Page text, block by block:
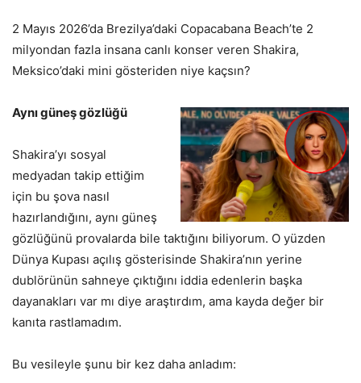
2 Mayıs 2026’da Brezilya’daki Copacabana Beach’te 2
milyondan fazla insana canlı konser veren Shakira,
Meksico’daki mini gösteriden niye kaçsın?
Aynı güneş gözlüğü
Shakira’yı sosyal
medyadan takip ettiğim
için bu şova nasıl
hazırlandığını, aynı güneş
gözlüğünü provalarda bile taktığını biliyorum. O yüzden
Dünya Kupası açılış gösterisinde Shakira’nın yerine
dublörünün sahneye çıktığını iddia edenlerin başka
dayanakları var mı diye araştırdım, ama kayda değer bir
kanıta rastlamadım.
Bu vesileyle şunu bir kez daha anladım: